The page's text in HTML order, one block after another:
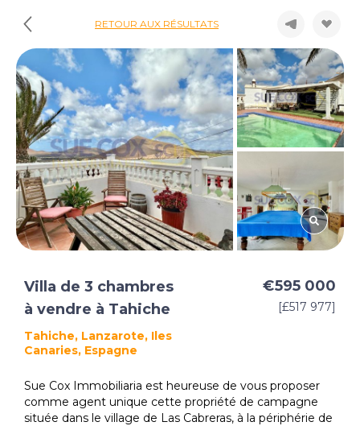
RETOUR AUX RÉSULTATS
Villa de 3 chambres
à vendre à Tahiche
Tahiche, Lanzarote, Iles
Canaries, Espagne
€595 000
[£517 977]
Sue Cox Immobiliaria est heureuse de vous proposer
comme agent unique cette propriété de campagne
située dans le village de Las Cabreras, à la périphérie de